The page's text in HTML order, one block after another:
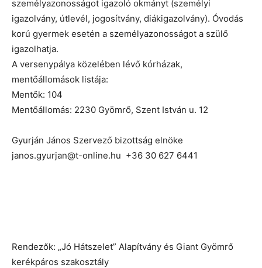
személyazonosságot igazoló okmányt (személyi
igazolvány, útlevél, jogosítvány, diákigazolvány). Óvodás
korú gyermek esetén a személyazonosságot a szülő
igazolhatja.
A versenypálya közelében lévő kórházak,
mentőállomások listája:
Mentők: 104
Mentőállomás: 2230 Gyömrő, Szent István u. 12
Gyurján János Szervező bizottság elnöke
janos.gyurjan@t-online.hu +36 30 627 6441
Rendezők: „Jó Hátszelet” Alapítvány és Giant Gyömrő
kerékpáros szakosztály